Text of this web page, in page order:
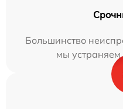
Большинство
мы устраняем